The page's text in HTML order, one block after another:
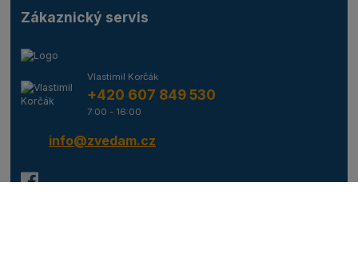
Zákaznický servis
Vlastimil Korčák
+420 607 849 530
7:00 - 16:00
info@zvedam.cz